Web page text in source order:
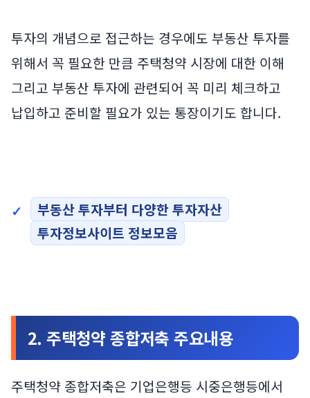
투자의 개념으로 접근하는 경우에도 부동산 투자를
위해서 꼭 필요한 만큼 주택청약 시장에 대한 이해
그리고 부동산 투자에 관련되어 꼭 미리 체크하고
납입하고 준비할 필요가 있는 통장이기도 합니다.
부동산 투자부터 다양한 투자자산
투자정보사이트 정보모음
2. 주택청약 종합저축 주요내용
주택청약 종합저축은 기업은행등 시중은행등에서